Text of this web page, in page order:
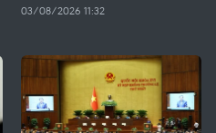
03/08/2026 11:32